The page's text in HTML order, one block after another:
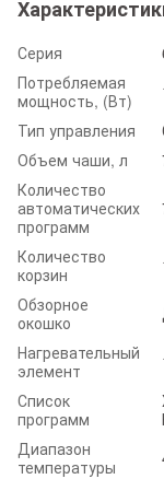
Серия
Потребляемая
мощность, (Вт)
Тип управления
Объем чаши, л
Количество
автоматических
программ
Количество
корзин
Обзорное
окошко
Нагревательный
элемент
Список
программ
Диапазон
температуры